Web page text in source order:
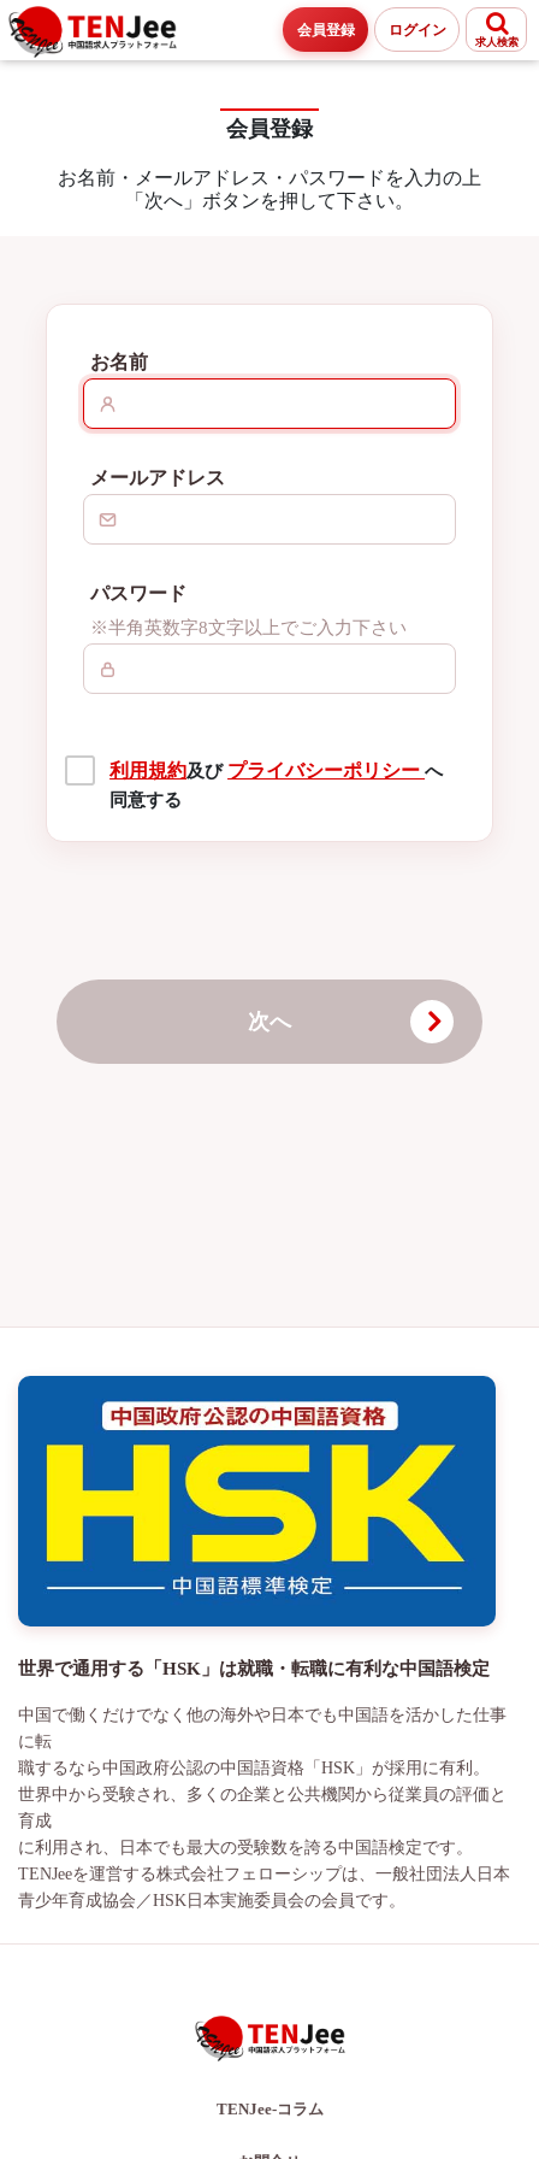
会員登録 ログイン
求人検索
会員登録
お名前・メールアドレス・パスワードを入力の上
「次へ」ボタンを押して下さい。
お名前
メールアドレス
パスワード
※半角英数字8文字以上でご入力下さい
利用規約及び プライバシーポリシーへ
同意する
次へ
世界で通用する「HSK」は就職・転職に有利な中国語検定
中国で働くだけでなく他の海外や日本でも中国語を活かした仕事
に転
職するなら中国政府公認の中国語資格「HSK」が採用に有利。
世界中から受験され、多くの企業と公共機関から従業員の評価と
育成
に利用され、日本でも最大の受験数を誇る中国語検定です。
TENJeeを運営する株式会社フェローシップは、一般社団法人日本
青少年育成協会／HSK日本実施委員会の会員です。
TENJee-コラム